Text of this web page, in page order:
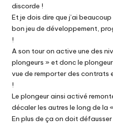
discorde !
Et je dois dire que j’ai
bon jeu de développement,
!
A son tour on active une des
plongeurs » et donc le
vue de remporter des contrats
!
Le plongeur ainsi activé
décaler les autres le long de la
En plus de ça on doit